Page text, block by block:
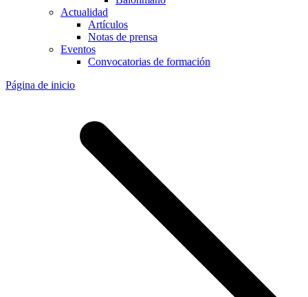
Actualidad
Artículos
Notas de prensa
Eventos
Convocatorias de formación
Página de inicio